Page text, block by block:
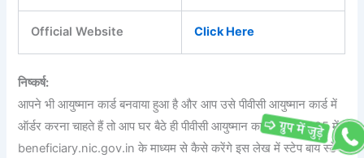
Official Website Click Here
निष्कर्ष:
आपने भी आयुष्मान कार्ड बनवाया हुआ है और आप उसे पीवीसी आयुष्मान कार्ड में
ऑर्डर करना चाहते हैं तो आप घर बैठे ही पीवीसी आयुष्मान कार्ड ऑर्डर 2025 में
beneficiary.nic.gov.in के माध्यम से कैसे करेंगे इस लेख में स्टेप बाय स्टेप